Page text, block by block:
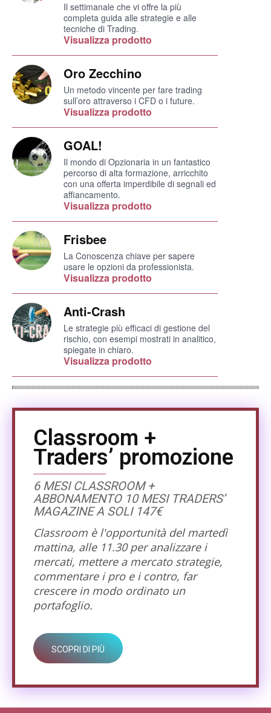
Il settimanale che vi offre la più
completa guida alle strategie e alle
tecniche di Trading.
Visualizza prodotto
Oro Zecchino
Un metodo vincente per fare trading
sull’oro attraverso i CFD o i future.
Visualizza prodotto
GOAL!
Il mondo di Opzionaria in un fantastico
percorso di alta formazione, arricchito
con una offerta imperdibile di segnali ed
affiancamento.
Visualizza prodotto
Frisbee
La Conoscenza chiave per sapere
usare le opzioni da professionista.
Visualizza prodotto
Anti-Crash
Le strategie più efficaci di gestione del
rischio, con esempi mostrati in analitico,
spiegate in chiaro.
Visualizza prodotto
Classroom +
Traders’ promozione
6 MESI CLASSROOM +
ABBONAMENTO 10 MESI TRADERS’
MAGAZINE A SOLI 147€
Classroom è l'opportunità del martedì
mattina, alle 11.30 per analizzare i
mercati, mettere a mercato strategie,
commentare i pro e i contro, far
crescere in modo ordinato un
portafoglio.
SCOPRI DI PIÙ